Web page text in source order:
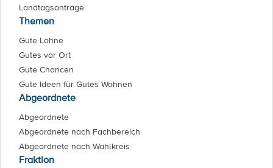
Landtagsanträge
Themen
Gute Löhne
Gutes vor Ort
Gute Chancen
Gute Ideen für Gutes Wohnen
Abgeordnete
Abgeordnete
Abgeordnete nach Fachbereich
Abgeordnete nach Wahlkreis
Fraktion